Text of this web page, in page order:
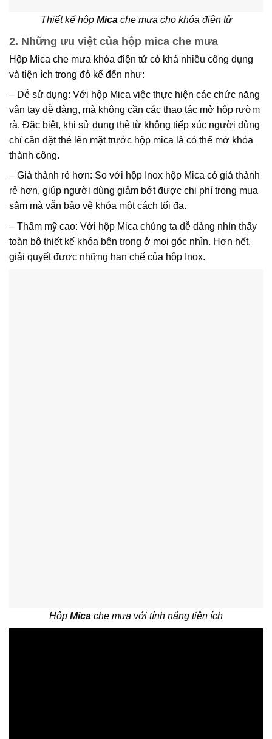
Thiết kế hộp Micache mưa cho khóa điện tử
2. Những ưu việt của hộp mica che mưa
Hộp Mica che mưa khóa điện tử có khá nhiều công dụng
và tiện ích trong đó kể đến như:
– Dễ sử dụng: Với hộp Mica việc thực hiện các chức năng
vân tay dễ dàng, mà không cần các thao tác mở hộp rườm
rà. Đặc biệt, khi sử dụng thẻ từ không tiếp xúc người dùng
chỉ cần đặt thẻ lên mặt trước hộp mica là có thể mở khóa
thành công.
– Giá thành rẻ hơn: So với hộp Inox hộp Mica có giá thành
rẻ hơn, giúp người dùng giảm bớt được chi phí trong mua
sắm mà vẫn bảo vệ khóa một cách tối đa.
– Thẩm mỹ cao: Với hộp Mica chúng ta dễ dàng nhìn thấy
toàn bộ thiết kế khóa bên trong ở mọi góc nhìn. Hơn hết,
giải quyết được những hạn chế của hộp Inox.
Hộp Mica che mưa với tính năng tiện ích